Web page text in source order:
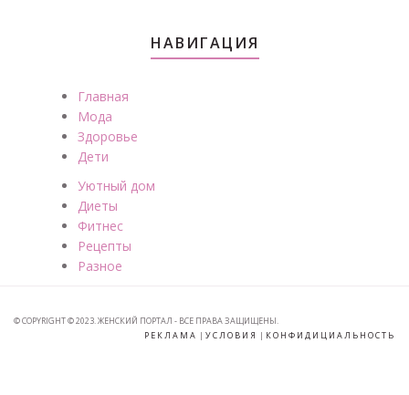
НАВИГАЦИЯ
Главная
Мода
Здоровье
Дети
Уютный дом
Диеты
Фитнес
Рецепты
Разное
© COPYRIGHT © 2023. ЖЕНСКИЙ ПОРТАЛ - ВСЕ ПРАВА ЗАЩИЩЕНЫ.
РЕКЛАМА | УСЛОВИЯ | КОНФИДИЦИАЛЬНОСТЬ